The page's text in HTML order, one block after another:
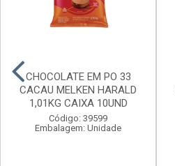
CHOCOLATE EM PO 33
CACAU MELKEN HARALD
1,01KG CAIXA 10UND
Código: 39599
Embalagem: Unidade